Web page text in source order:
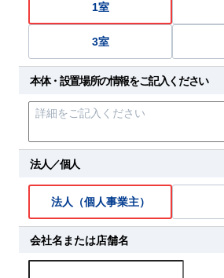
1室
3室
本体・設置場所の情報をご記入ください
法人／個人
法人（個人事業主）
会社名または店舗名